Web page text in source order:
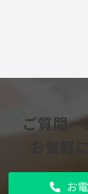
ご質問・
お